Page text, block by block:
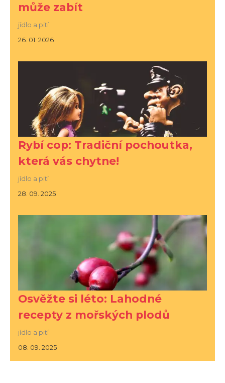
může zabít
jídlo a pití
26. 01. 2026
Rybí cop: Tradiční pochoutka,
která vás chytne!
jídlo a pití
28. 09. 2025
Osvěžte si léto: Lahodné
recepty z mořských plodů
jídlo a pití
08. 09. 2025